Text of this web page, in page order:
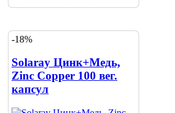
-18%
Solaray Цинк+Медь,
Zinc Copper 100 вег.
капсул